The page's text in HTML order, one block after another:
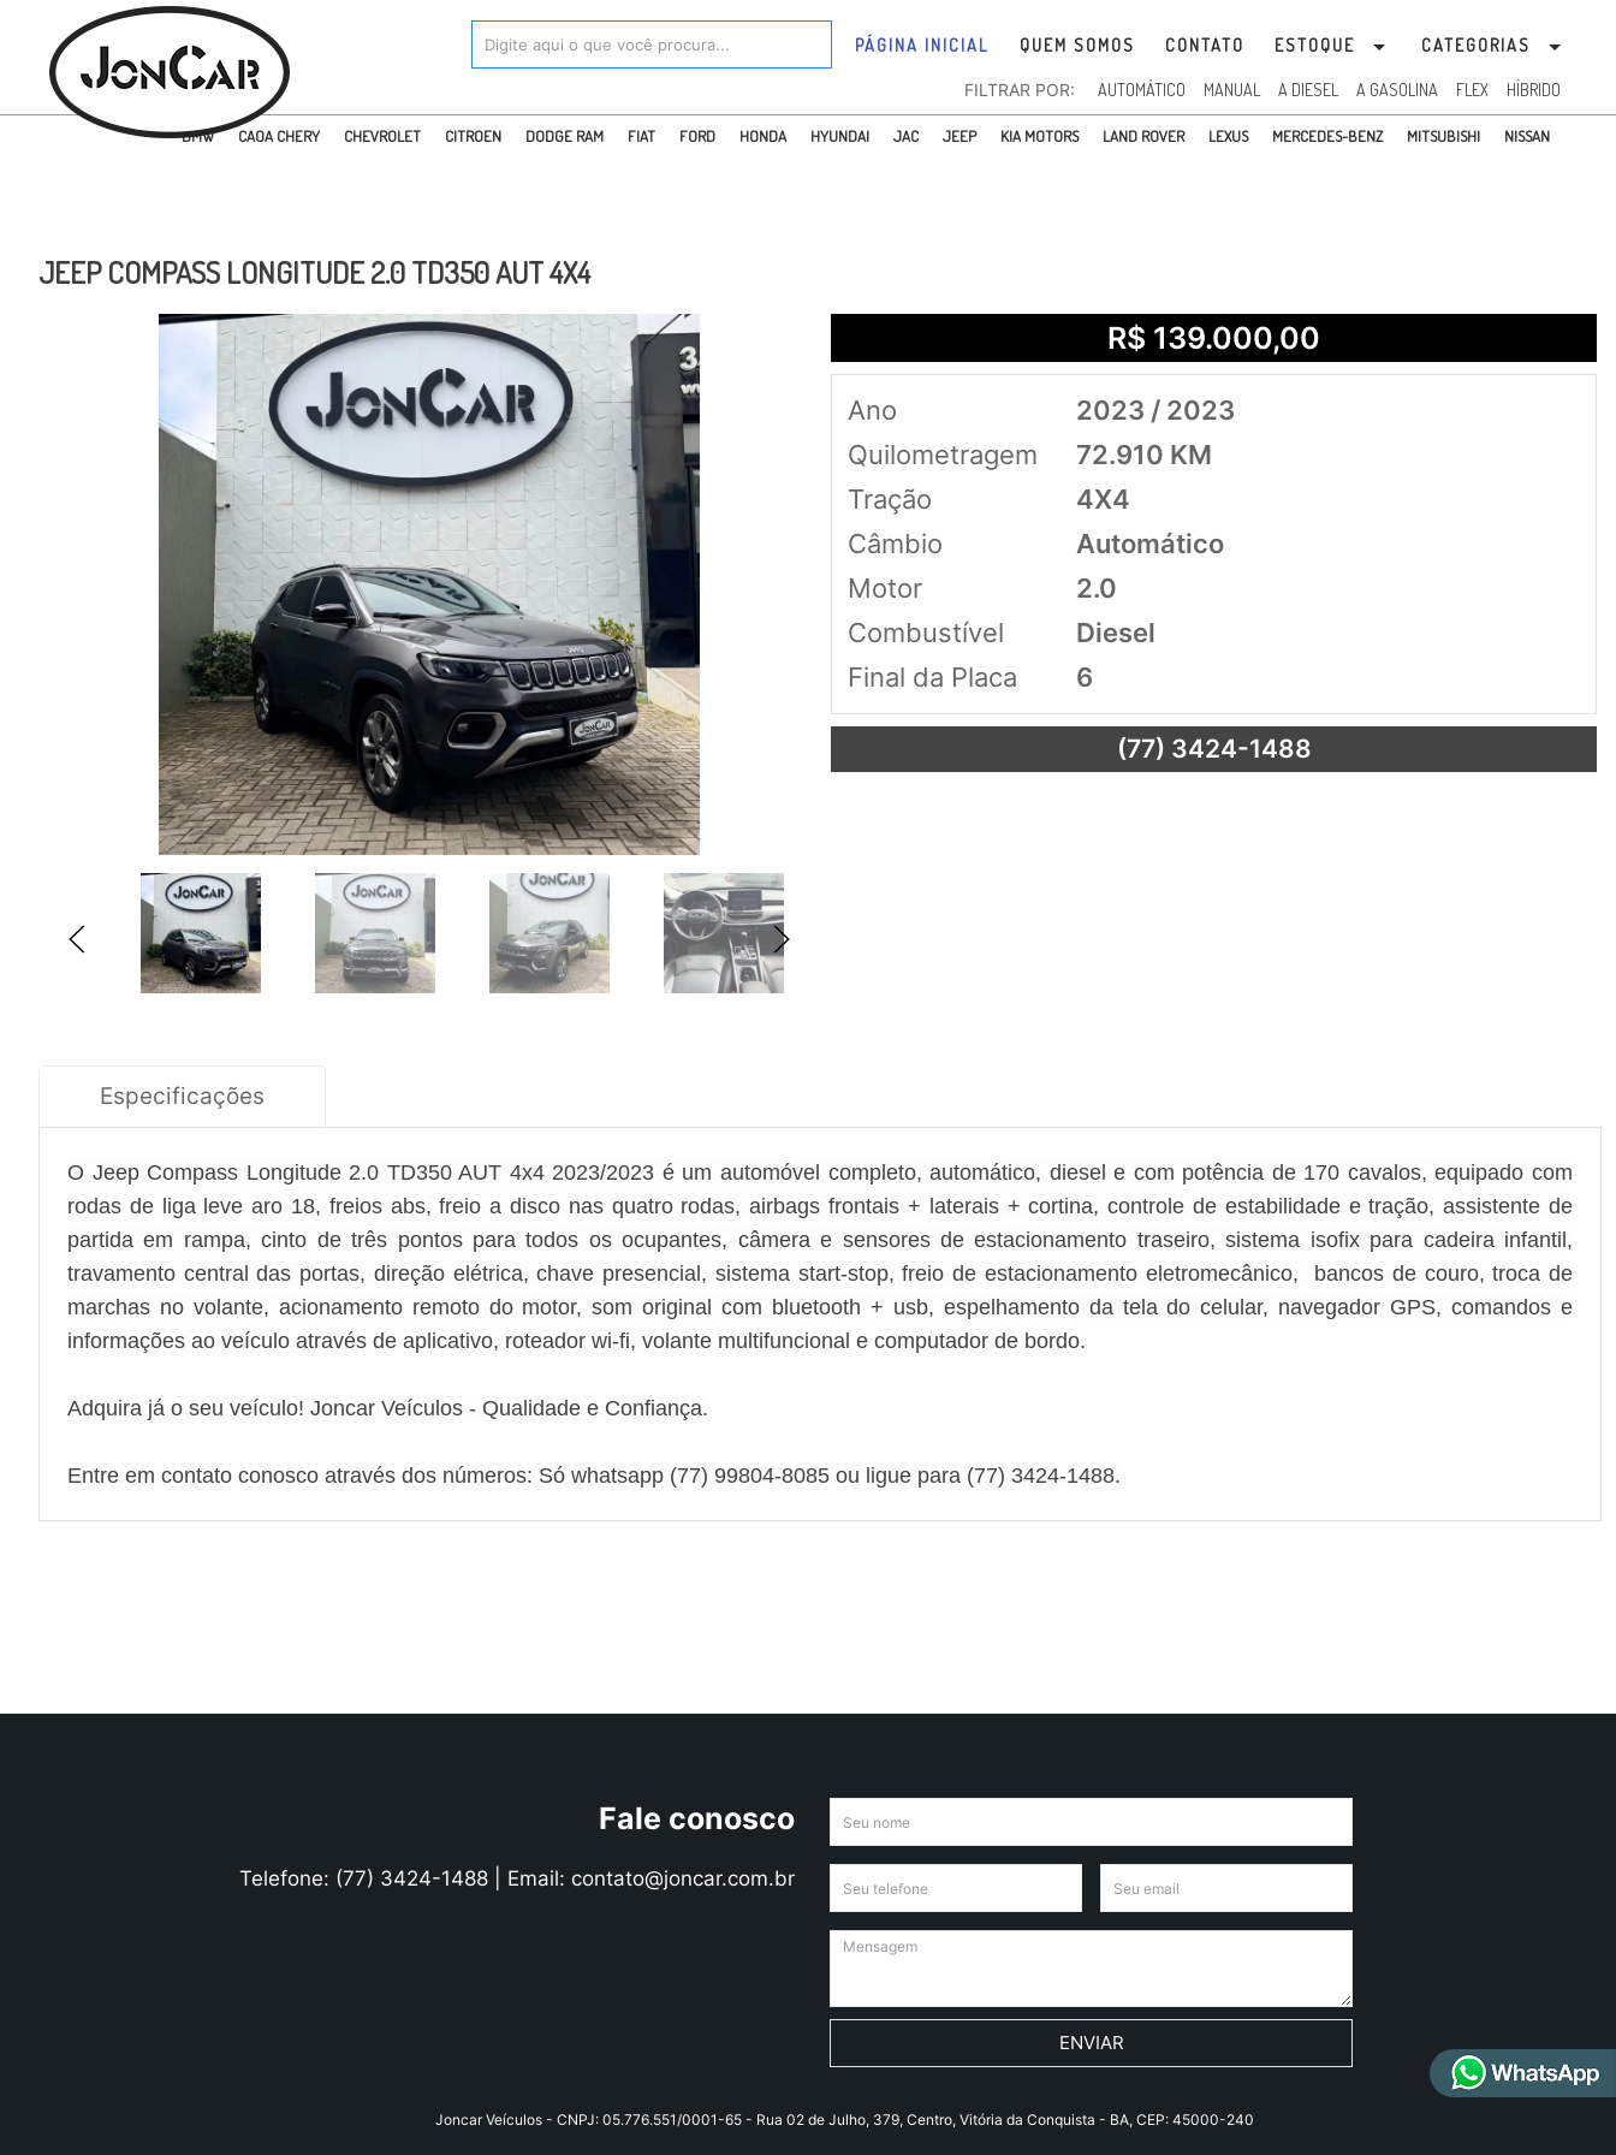
PÁGINA INICIAL QUEM SOMOS CONTATO ESTOQUE CATEGORIAS
FILTRAR POR: AUTOMÁTICO MANUAL A DIESEL A GASOLINA FLEX HÍBRIDO
BMW CAOA CHERY CHEVROLET CITROEN DODGE RAM FIAT FORD HONDA HYUNDAI JAC JEEP KIA MOTORS LAND ROVER LEXUS MERCEDES-BENZ MITSUBISHI NISSAN
JEEP COMPASS LONGITUDE 2.0 TD350 AUT 4X4
R$ 139.000,00
Ano
2023 / 2023
Quilometragem
72.910 KM
Tração
4X4
Câmbio
Automático
Motor
2.0
Combustível
Diesel
Final da Placa
6
(77) 3424-1488
Especificações
O Jeep Compass Longitude 2.0 TD350 AUT 4x4 2023/2023 é um automóvel completo, automático, diesel e com potência de 170 cavalos, equipado com
rodas de liga leve aro 18, freios abs, freio a disco nas quatro rodas, airbags frontais + laterais + cortina, controle de estabilidade e tração, assistente de
partida em rampa, cinto de três pontos para todos os ocupantes, câmera e sensores de estacionamento traseiro, sistema isofix para cadeira infantil,
travamento central das portas, direção elétrica, chave presencial, sistema start-stop, freio de estacionamento eletromecânico, bancos de couro, troca de
marchas no volante, acionamento remoto do motor, som original com bluetooth + usb, espelhamento da tela do celular, navegador GPS, comandos e
informações ao veículo através de aplicativo, roteador wi-fi, volante multifuncional e computador de bordo.
Adquira já o seu veículo! Joncar Veículos - Qualidade e Confiança.
Entre em contato conosco através dos números: Só whatsapp (77) 99804-8085 ou ligue para (77) 3424-1488.
Fale conosco
Telefone: (77) 3424-1488 | Email: contato@joncar.com.br
ENVIAR
Joncar Veículos - CNPJ: 05.776.551/0001-65 - Rua 02 de Julho, 379, Centro, Vitória da Conquista - BA, CEP: 45000-240